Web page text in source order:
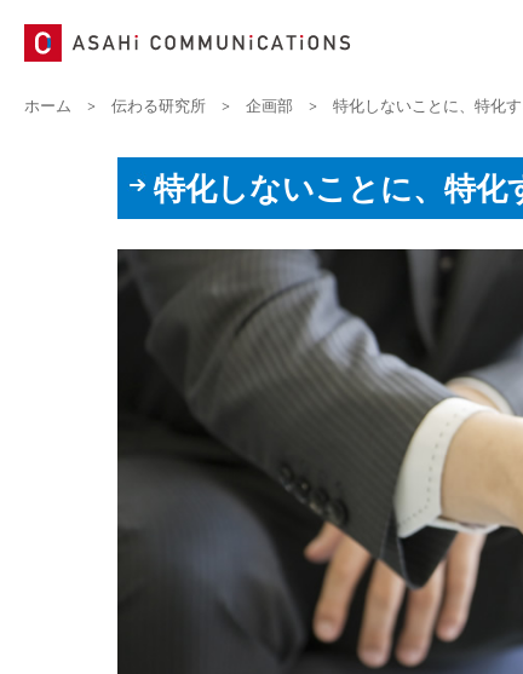
ホーム > 伝わる研究所 > 企画部 > 特化しないことに、特化す
特化しないことに、特化